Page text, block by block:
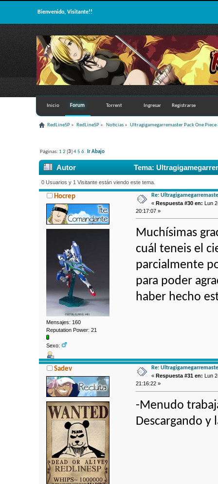
Bienvenido, Visitante!!
Inicio Forum Torrent Ingresar Registrarse
RedLineSP » RedLineSP » Noticias» Ultragigamegarremaster Pack One
Páginas: 1 2 3] 4 5 6 Ir Abajo
Autor Tema:
0 Usuarios y 1 Visitante están viendo este tema.
Hocrep
Mensajes: 160
Reputation Power: 21
Sexo:
Re:
«Respuesta #30 en: Lun
20:17:07 »
Muchísimas
cuál teneis el
parcialmente
para poder
haber hecho
Sadev
Re:
«Respuesta #31 en: Lun
21:16:22 »
-Menudo
Descargando y